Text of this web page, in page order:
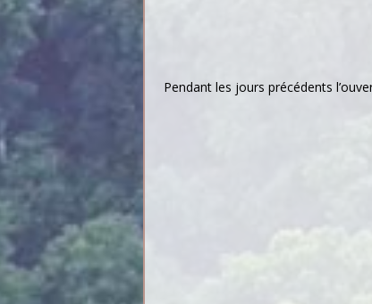
Pendant les jours précédents